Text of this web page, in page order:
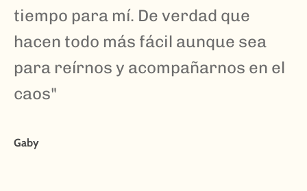
tiempo para mí. De verdad que
hacen todo más fácil aunque sea
para reírnos y acompañarnos en el
caos"
Gaby